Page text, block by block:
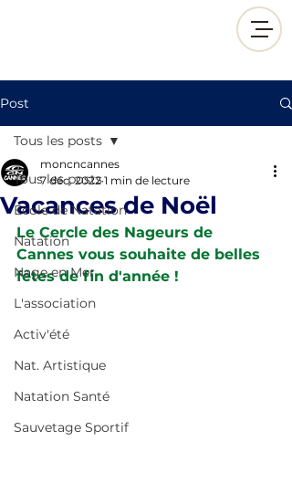
Post
Tous les posts
École de Natation
Natation
Nage en Mer
L'association
Activ'été
Nat. Artistique
Natation Santé
Sauvetage Sportif
Tous les posts
Vacances de Noël
moncncannes
7 déc. 2022 1 min de lecture
Le Cercle des Nageurs de
Cannes vous souhaite de belles
fêtes de fin d'année !